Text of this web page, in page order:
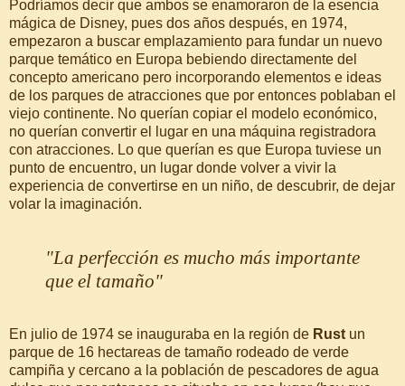
Podríamos decir que ambos se enamoraron de la esencia
mágica de Disney, pues dos años después, en 1974,
empezaron a buscar emplazamiento para fundar un nuevo
parque temático en Europa bebiendo directamente del
concepto americano pero incorporando elementos e ideas
de los parques de atracciones que por entonces poblaban el
viejo continente. No querían copiar el modelo económico,
no querían convertir el lugar en una máquina registradora
con atracciones. Lo que querían es que Europa tuviese un
punto de encuentro, un lugar donde volver a vivir la
experiencia de convertirse en un niño, de descubrir, de dejar
volar la imaginación.
"La perfección es mucho más importante
que el tamaño"
En julio de 1974 se inauguraba en la región de Rust un
parque de 16 hectareas de tamaño rodeado de verde
campiña y cercano a la población de pescadores de agua